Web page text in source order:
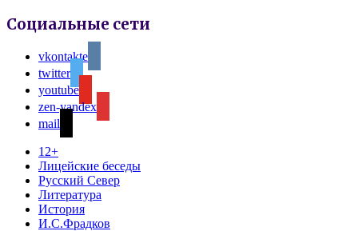
Социальные сети
vkontakte
twitter
youtube
zen-yandex
mail
12+
Лицейские беседы
Русский Север
Литература
История
И.С.Фрадков